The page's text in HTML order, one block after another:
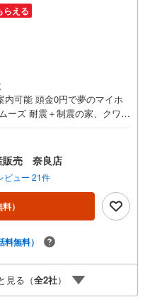
より多くの知見がございま
らえる
可能 頭金0円で夢のマイホ
ーズ 耐震＋制震の家、クワイ
「郡山駅」歩21分（1640
校歩12分（960m）・大和郡
） 特徴・耐震＋制震の
）で地震の揺れを抑
ッチン/洋風和室/全居室収納
理由 1.お金の扱い方のプロ、
却専門チームあり！3.たくさ
ンナーがご提案！5.定期的
速にサポートいたします弊
販売 奈良店
ビュー 21件
料）
料無料）
見る（全2社）